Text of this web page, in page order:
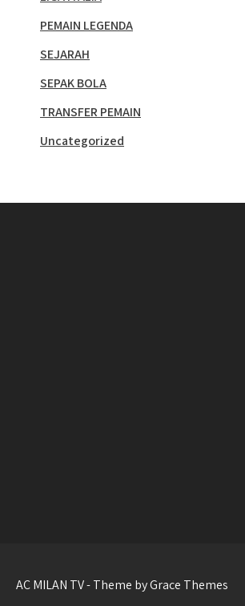
PEMAIN LEGENDA
SEJARAH
SEPAK BOLA
TRANSFER PEMAIN
Uncategorized
AC MILAN TV - Theme by Grace Themes